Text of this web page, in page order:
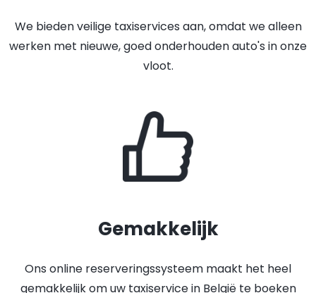
We bieden veilige taxiservices aan, omdat we alleen
werken met nieuwe, goed onderhouden auto's in onze
vloot.
Gemakkelijk
Ons online reserveringssysteem maakt het heel
gemakkelijk om uw taxiservice in België te boeken